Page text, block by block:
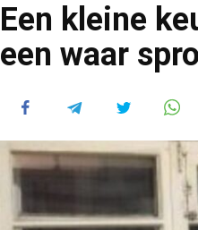
Een kleine
een waar